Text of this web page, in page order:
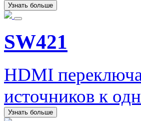
Узнать больше
SW421
HDMI
источников к
Узнать больше